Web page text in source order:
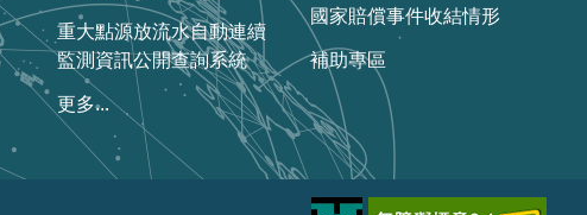
重大點源放流水自動連續
監測資訊公開查詢系統
更多...
國家賠償事件收結情形
補助專區